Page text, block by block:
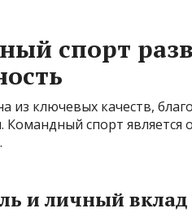
спорт
из ключевых качеств,
спорт является
и личный вклад